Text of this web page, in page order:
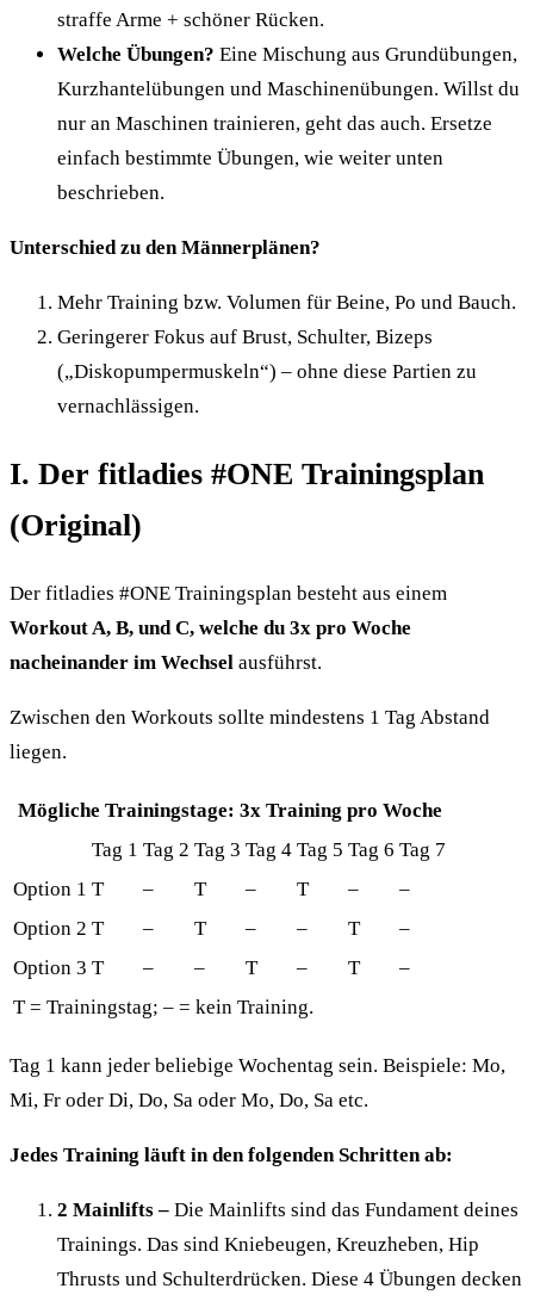
straffe Arme + schöner Rücken.
Welche Übungen? Eine Mischung aus Grundübungen,
Kurzhantelübungen und Maschinenübungen. Willst du
nur an Maschinen trainieren, geht das auch. Ersetze
einfach bestimmte Übungen, wie weiter unten
beschrieben.
Unterschied zu den Männerplänen?
Mehr Training bzw. Volumen für Beine, Po und Bauch.
Geringerer Fokus auf Brust, Schulter, Bizeps
(„Diskopumpermuskeln“) – ohne diese Partien zu
vernachlässigen.
I. Der fitladies #ONE Trainingsplan
(Original)
Der fitladies #ONE Trainingsplan besteht aus einem
Workout A, B, und C, welche du 3x pro Woche
nacheinander im Wechsel ausführst.
Zwischen den Workouts sollte mindestens 1 Tag Abstand
liegen.
Mögliche Trainingstage: 3x Training pro Woche
Tag 1 Tag 2 Tag 3 Tag 4 Tag 5 Tag 6 Tag 7
Option 1 T – T – T –
–
Option 2 T – T – – T
–
Option 3 T – – T – T
–
T = Trainingstag; – = kein Training.
Tag 1 kann jeder beliebige Wochentag sein. Beispiele: Mo,
Mi, Fr oder Di, Do, Sa oder Mo, Do, Sa etc.
Jedes Training läuft in den folgenden Schritten ab:
2 Mainlifts – Die Mainlifts sind das Fundament deines
Trainings. Das sind Kniebeugen, Kreuzheben, Hip
Thrusts und Schulterdrücken. Diese 4 Übungen decken